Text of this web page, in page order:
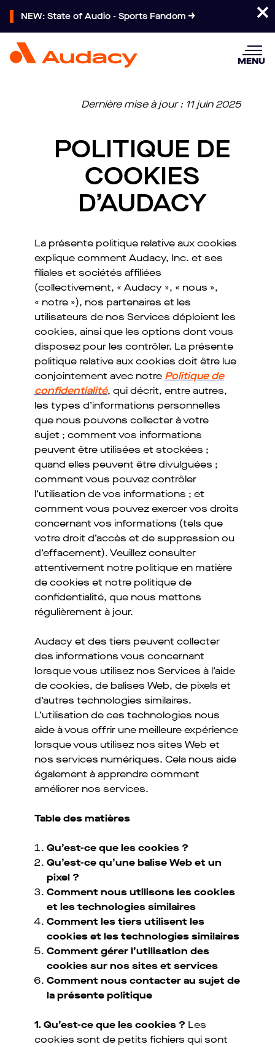
NEW: State of Audio - Sports Fandom
MENU
Dernière mise à jour : 11 juin 2025
POLITIQUE DE
COOKIES
D’AUDACY
La présente politique relative aux cookies
explique comment Audacy, Inc. et ses
filiales et sociétés affiliées
(collectivement, « Audacy », « nous »,
« notre »), nos partenaires et les
utilisateurs de nos Services déploient les
cookies, ainsi que les options dont vous
disposez pour les contrôler. La présente
politique relative aux cookies doit être lue
conjointement avec notre Politique de
confidentialité, qui décrit, entre autres,
les types d’informations personnelles
que nous pouvons collecter à votre
sujet ; comment vos informations
peuvent être utilisées et stockées ;
quand elles peuvent être divulguées ;
comment vous pouvez contrôler
l’utilisation de vos informations ; et
comment vous pouvez exercer vos droits
concernant vos informations (tels que
votre droit d’accès et de suppression ou
d’effacement). Veuillez consulter
attentivement notre politique en matière
de cookies et notre politique de
confidentialité, que nous mettons
régulièrement à jour.
Audacy et des tiers peuvent collecter
des informations vous concernant
lorsque vous utilisez nos Services à l’aide
de cookies, de balises Web, de pixels et
d’autres technologies similaires.
L’utilisation de ces technologies nous
aide à vous offrir une meilleure expérience
lorsque vous utilisez nos sites Web et
nos services numériques. Cela nous aide
également à apprendre comment
améliorer nos services.
Table des matières
Qu’est-ce que les cookies ?
Qu’est-ce qu’une balise Web et un
pixel ?
Comment nous utilisons les cookies
et les technologies similaires
Comment les tiers utilisent les
cookies et les technologies similaires
Comment gérer l’utilisation des
cookies sur nos sites et services
Comment nous contacter au sujet de
la présente politique
1. Qu’est-ce que les cookies ? Les
cookies sont de petits fichiers qui sont